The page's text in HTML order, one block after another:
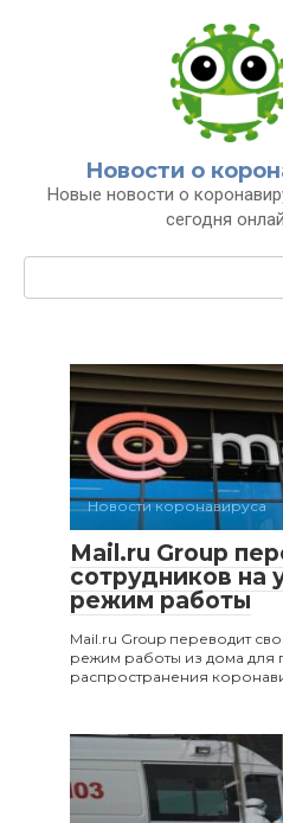
Новости о
Новые новости о
сегодня
Новости коронавируса
Mail.ru Group
сотрудников на
режим работы
Mail.ru Group переводит
режим работы из дома для
распространения